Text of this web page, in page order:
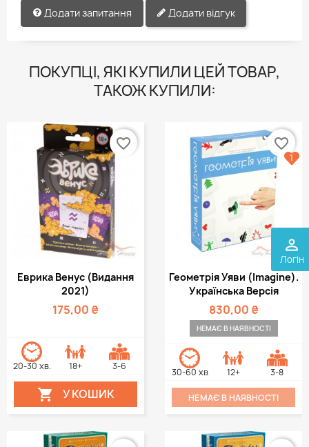
perm_identity
Логін
Додати запитання Додати відгук
ПОКУПЦІ, ЯКІ КУПИЛИ ЦЕЙ ТОВАР,
ТАКОЖ КУПИЛИ:
Еврика Венус (видання
2021)
175,00 ₴
20-30 хв. 18+ 3-6
 У КОШИК
favorite_border
Геометрія Уяви (Imagine).
Українська Версія
830,00 ₴
НЕМАЄ В НАЯВНОСТІ
30-60 хв 12+ 3-8
НЕМАЄ В НАЯВНОСТІ
favorite_border
1